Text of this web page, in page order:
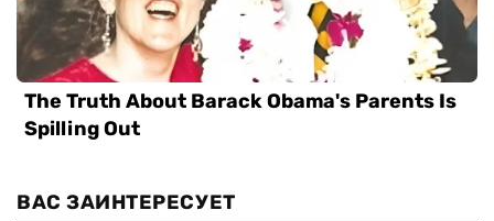
ВАС ЗАИНТЕРЕСУЕТ